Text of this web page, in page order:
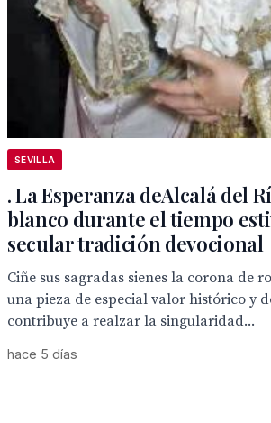
SEVILLA
. La Esperanza deAlcalá del
blanco durante el tiempo
secular tradición devocional
Ciñe sus sagradas sienes la corona de
una pieza de especial valor histórico y
contribuye a realzar la singularidad...
hace 5 días